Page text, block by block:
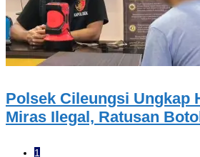
Polsek Cileungsi Ungkap
Miras Ilegal, Ratusan
1